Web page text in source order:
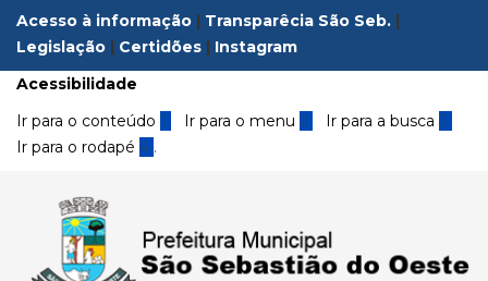
Acesso à informação | Transparêcia São Seb. |
Legislação | Certidões | Instagram
Acessibilidade
Ir para o conteúdo 1 Ir para o menu 2 Ir para a busca3
Ir para o rodapé 4 .